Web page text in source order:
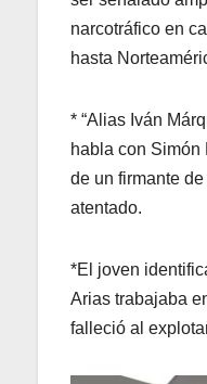
narcotráfico en
hasta
* “Alias Iván
habla con Simón
de un firmante
atentado.
*El joven
Arias trabajaba
falleció al